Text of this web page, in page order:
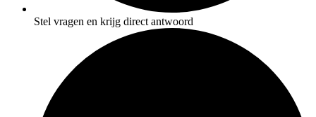
Stel vragen en krijg direct antwoord